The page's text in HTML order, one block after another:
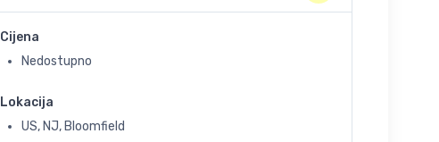
Cijena
Nedostupno
Lokacija
US, NJ, Bloomfield